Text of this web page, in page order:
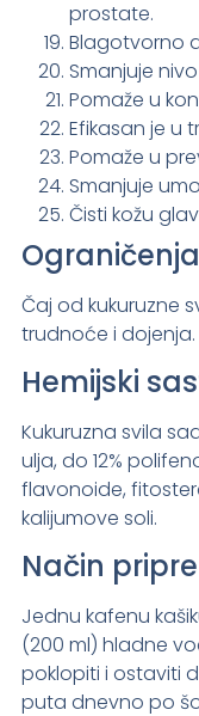
prostate.
Blagotvorno
Smanjuje
Pomaže u
Efikasan je u
Pomaže u
Smanjuje
Čisti kožu
Čaj od kukuruzne
trudnoće i dojenja.
Hemijski
Kukuruzna svila
ulja, do 12%
flavonoide,
kalijumove soli.
Način
Jednu kafenu
(200 ml) hladne
poklopiti i ostaviti
puta dnevno po